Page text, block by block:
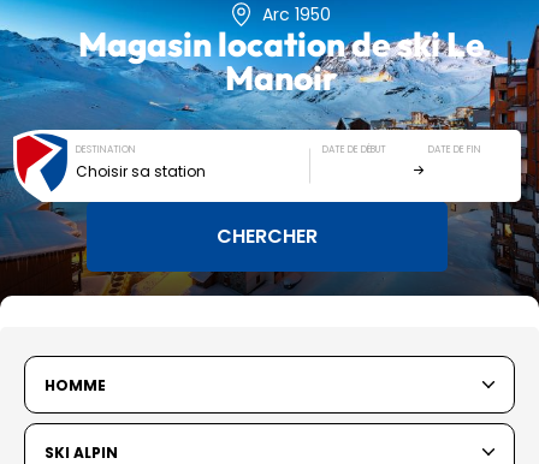
Arc 1950
Magasin location de skiLe
Manoir
DESTINATION
Choisir sa station
DATE DE DÉBUT DATE DE FIN
HOMME
SKI ALPIN